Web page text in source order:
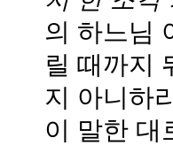
의 하느님
릴 때까지
지 아니하
이 말한 대